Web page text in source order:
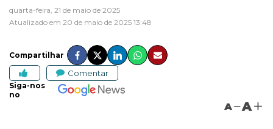
quarta-feira, 21 de maio de 2025
Atualizado em 20 de maio de 2025 13:48
Compartilhar
Comentar
Siga-nos
no
A A